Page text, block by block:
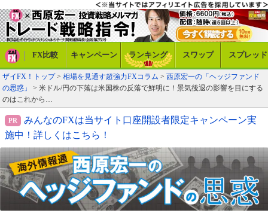
FX比較 キャンペーン ランキング スワップ スプレッド
ザイFX！トップ> 相場を見通す超強力FXコラム > 西原宏一の「ヘッジファンド
の思惑」
> 米ドル/円の下落は米国株の反落で鮮明に！景気後退の影響を目にする
のはこれから…
みんなのFXは当サイト口座開設者限定キャンペーン実
施中！詳しくはこちら！